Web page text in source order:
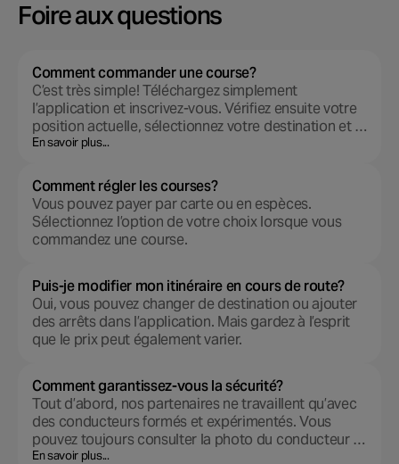
Foire aux questions
Comment commander une course?
C’est très simple! Téléchargez simplement
l’application et inscrivez-vous. Vérifiez ensuite votre
position actuelle, sélectionnez votre destination et …
En savoir plus...
Comment régler les courses?
Vous pouvez payer par carte ou en espèces.
Sélectionnez l’option de votre choix lorsque vous
commandez une course.
Puis-je modifier mon itinéraire en cours de route?
Oui, vous pouvez changer de destination ou ajouter
des arrêts dans l’application. Mais gardez à l’esprit
que le prix peut également varier.
Comment garantissez-vous la sécurité?
Tout d’abord, nos partenaires ne travaillent qu’avec
des conducteurs formés et expérimentés. Vous
pouvez toujours consulter la photo du conducteur …
En savoir plus...